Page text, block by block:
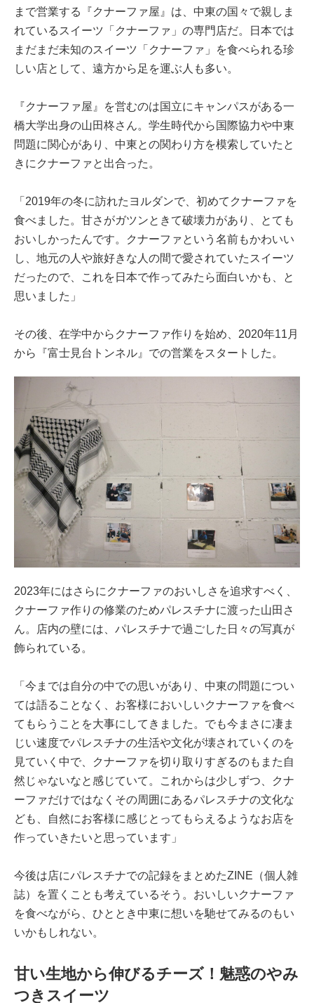
まで営業する『クナーファ屋』は、中東の国々で親しま
れているスイーツ「クナーファ」の専門店だ。日本では
まだまだ未知のスイーツ「クナーファ」を食べられる珍
しい店として、遠方から足を運ぶ人も多い。
『クナーファ屋』を営むのは国立にキャンパスがある一
橋大学出身の山田柊さん。学生時代から国際協力や中東
問題に関心があり、中東との関わり方を模索していたと
きにクナーファと出合った。
「2019年の冬に訪れたヨルダンで、初めてクナーファを
食べました。甘さがガツンときて破壊力があり、とても
おいしかったんです。クナーファという名前もかわいい
し、地元の人や旅好きな人の間で愛されていたスイーツ
だったので、これを日本で作ってみたら面白いかも、と
思いました」
その後、在学中からクナーファ作りを始め、2020年11月
から『富士見台トンネル』での営業をスタートした。
2023年にはさらにクナーファのおいしさを追求すべく、
クナーファ作りの修業のためパレスチナに渡った山田さ
ん。店内の壁には、パレスチナで過ごした日々の写真が
飾られている。
「今までは自分の中での思いがあり、中東の問題につい
ては語ることなく、お客様においしいクナーファを食べ
てもらうことを大事にしてきました。でも今まさに凄ま
じい速度でパレスチナの生活や文化が壊されていくのを
見ていく中で、クナーファを切り取りすぎるのもまた自
然じゃないなと感じていて。これからは少しずつ、クナ
ーファだけではなくその周囲にあるパレスチナの文化な
ども、自然にお客様に感じとってもらえるようなお店を
作っていきたいと思っています」
今後は店にパレスチナでの記録をまとめたZINE（個人雑
誌）を置くことも考えているそう。おいしいクナーファ
を食べながら、ひととき中東に想いを馳せてみるのもい
いかもしれない。
甘い生地から伸びるチーズ！魅惑のやみ
つきスイーツ